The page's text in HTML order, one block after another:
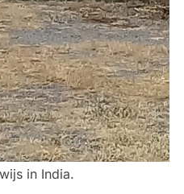
in India.